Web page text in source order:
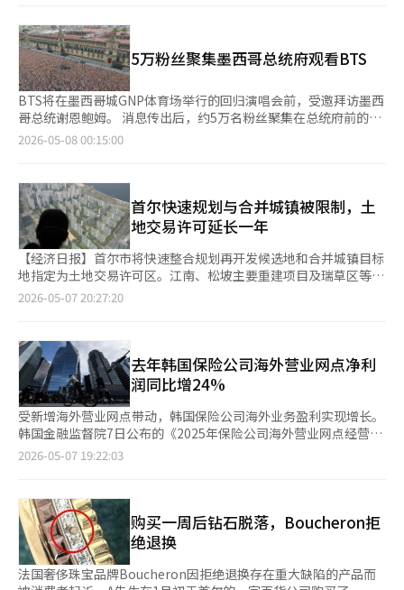
家电市场，三星显然更希望把资源集中到AI手机与半导体等未来产
业上。三星仍将保留半导体、存储芯片、面板等上游核心零部件业
务，持续运营苏州出口工厂和西安半导体工厂，并加大对高端手机
业务的投入。这意味着，即便中国消费者不再购买三星电视，三星
的屏幕、芯片等仍可能藏于海信、TCL、小米的产品之中。 但三星
的离开，也给韩国制造业带来某种警示。过去，韩国企业依靠技术
领先优势巩固竞争力，但如今，在电视、显示面板、电池、消费电
子等多个领域，中韩之间的差距正在迅速缩小，甚至部分领域已经
势，仅靠传统制造能力已经远远不够，而必须在AI、芯片、操作系
统、平台生态等更高维度建立新的壁垒。 三星退出中国家电市
场，并不意味着失败，而更像是全球产业重心迁移过程中的一次现
实选择。但对于普通消费者来说，这场告别也意味着，韩国家电席
卷中国市场的黄金时代已经一去不复返。
需要改变，并展示其争取政府预算的能力。 在东城路，一位80岁
男性表示，虽然他一直支持国民力量，但这次认为金富谦应该试一
试。他指出，金富谦与政府关系密切，认为即使秋庆浩曾任经济副
总理，在当前情况下也难以为大邱争取到足够的预算。 一位20多
岁的女性表示，"在2030代中，支持民主党的人似乎比老一代
多。" 在从东大邱到西大邱的途中，一位出租车司机提到，"最近
大邱似乎有改变的气氛，年轻人因就业问题想要改变现状。"
12·3紧急状态的影响也在民意中显现，金富谦因此获得了一定的
尹锡悦前总统的影响，"并表示支持金富谦。 尽管"保守的心脏"对
秋庆浩的支持也不容小觑，他凭借三届国会议员的身份和经济专家
形象展开选战。在大邱达成郡，许多居民认为应支持本地出身的秋
庆浩。 在现风百年市场，一位70多岁的男性表示希望秋庆浩成为
市长，73岁的崔某也明确表示"我们一定支持秋庆浩"。 80多岁的
赵某对李在明的补贴政策表示不满，认为"大邱无论如何都不会投
票给民主党"。 20多岁和30多岁的秋庆浩支持者对李在明的普遍福
利政策也有不少反感。此次选举中，针对金富谦的评价更多是对李
轻人的民意可能有所不同。一位出租车司机提到，"达成郡是全国
最年轻的城市，移民的比例较高，可能会影响选票。" 一些市民对
本次选举表现出冷漠，表示"两位候选人都不喜欢"或"谁当选都一
样"，甚至有人表示"不知道有选举"。 最近的民调显示，两位候选
人支持率接近，差距在误差范围内。根据大邱MBC委托的调查，金
富谦的支持率为45.9%，秋庆浩为42.4%，两者差距仅为3.5个百
分点。详细信息可在中央选举民调审查委员会网站上查阅。
5万粉丝聚集墨西哥总统府观看BTS
BTS将在墨西哥城GNP体育场举行的回归演唱会前，受邀拜访墨西
哥总统谢恩鲍姆。 消息传出后，约5万名粉丝聚集在总统府前的索
卡洛广场。 据报道，谢恩鲍姆总统与BTS一同出现在总统府阳台，
感谢邀请，期待明天的演出。”V用西班牙语说：“墨西哥的粉丝
们，我非常想念你们，这里的能量令人难以置信。” 谢恩鲍姆总
统在SNS上表示：“欢迎BTS，他们是墨西哥年轻人最爱的团体之
一，他们的音乐和价值观将墨西哥和韩国紧密相连。” 当V表
示“明年会再来”时，总统回应：“我已经说过明年一定要再
来。” BTS在墨西哥的三场演唱会门票已售罄，之后将在日本、欧
洲、中南美、亚洲等34个城市进行全球巡演。※ 本报道经人工智
能（AI）系统翻译与编辑。
2026-05-08 00:15:00
首尔快速规划与合并城镇被限制，土
地交易许可延长一年
【经济日报】首尔市将快速整合规划再开发候选地和合并城镇目标
地指定为土地交易许可区。江南、松坡主要重建项目及瑞草区等现
有限制区域也延长一年，扩大了对开发热区的土地交易限制。首尔
确保以实际需求为中心的整备项目管理。新指定的快速整合规划再
开发候选地共有18处。首尔市表示，候选地选定的同时指定为土地
交易许可区，以最大限度减少投资需求的流入。这些地区包括江东
区千户洞、江北区水踰洞、广津区中谷洞等，将从19日起至2027
年8月30日为止约两年内被指定为土地交易许可区。合并城镇目标
地10处也被新指定为土地交易许可区。首尔市认为，最近合并城镇
地区可能会出现所谓的“私道股份交易”现象，因此提前防止投机
需求。这些地区包括城北区长位洞、广津区紫阳2洞、江南区三成
洞等。合并城镇土地交易许可区的指定期限为2031年5月18日，范
围限于项目区内的“道路”用地。现有土地交易许可区也大多重新
指定。江南、瑞草自然绿地地区26.69平方公里将从31日起至2027
年5月30日延长一年。该地区包括江南区九龙村、瑞草区城后村、
瑞草盐谷公共住宅区、瑞草区等。特别是瑞草区是首尔瑞草地区新
住宅供应的核心项目地，因共同住宅区的建设和开发预期，投资需
2026-05-07 20:27:20
去年韩国保险公司海外营业网点净利
润同比增24%
受新增海外营业网点带动，韩国保险公司海外业务盈利实现增长。
韩国金融监督院7日公布的《2025年保险公司海外营业网点经营业
绩》报告显示，去年保险公司海外营业网点净利润为1.97亿美元，
新增2家及出售1家网点的影响，既有网点净利润则同比减少1350
万美元。 财产保险公司方面，受自然灾害影响业绩承压。受去年3
月缅甸地震及11月泰国洪灾拖累，财险公司海外营业网点净利润降
至8770万美元，同比下降7.8%。 金融监督院分析指出，若排除新
增网点因素，保险公司海外业务整体增长有所放缓，尤其财险业务
2026-05-07 19:22:03
购买一周后钻石脱落，Boucheron拒
绝退换
法国奢侈珠宝品牌Boucheron因拒绝退换存在重大缺陷的产品而